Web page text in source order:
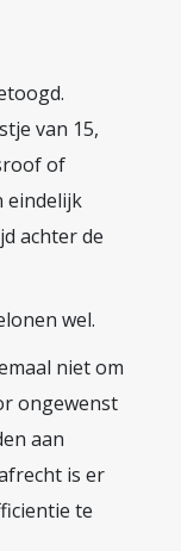
van 15,
of
eindelijk
achter de
wel.
niet om
ongewenst
aan
is er
te